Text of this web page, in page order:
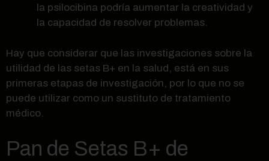
la psilocibina podría aumentar la creatividad y
la capacidad de resolver problemas.
Hay que considerar que las investigaciones sobre la
utilidad de las setas B+ en la salud, está en sus
primeras etapas de investigación, por lo que no se
puede utilizar como un sustituto de tratamiento
médico.
Pan de Setas B+ de